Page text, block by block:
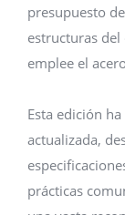
presupuesto
estructuras del
emplee el
Esta edición
actualizada,
prácticas